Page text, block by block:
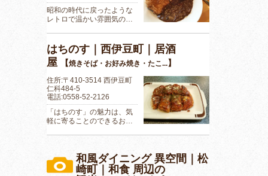
昭和の時代に戻ったような
レトロで温かい雰囲気の…
はちのす｜西伊豆町｜居酒
屋
【焼きそば・お好み焼き・たこ...】
住所:〒410-3514 西伊豆町
仁科484-5
電話:0558-52-2126
「はちのす」の魅力は、気
軽に寄ることのできるお…
和風ダイニング 異空間｜松
崎町｜和食 周辺の